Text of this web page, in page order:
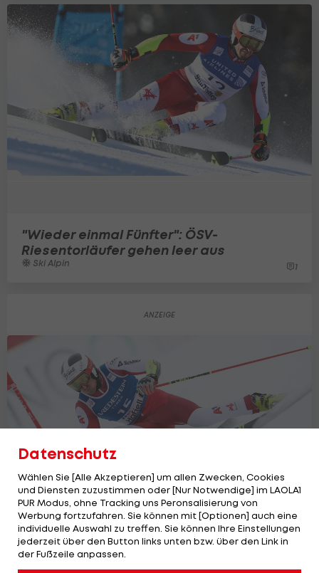
"Wieder einmal Fünfter": ÖSV-
Riesentorläufer gehen leer aus
Ski Alpin 1
Schweizer Dominanz: Ergebnis des
Datenschutz
Wählen Sie [Alle Akzeptieren] um allen Zwecken, Cookies
und Diensten zuzustimmen oder [Nur Notwendige] im LAOLA1
PUR Modus, ohne Tracking uns Peronsalisierung von
Werbung fortzufahren. Sie können mit [Optionen] auch eine
individuelle Auswahl zu treffen. Sie können Ihre Einstellungen
jederzeit über den Button links unten bzw. über den Link in
der Fußzeile anpassen.